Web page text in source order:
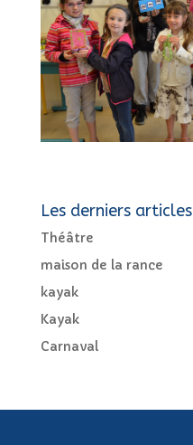
Les derniers articles
Théâtre
maison de la rance
kayak
Kayak
Carnaval